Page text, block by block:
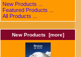
New Products ...
Featured Products ...
All Products ...
New Products [more]